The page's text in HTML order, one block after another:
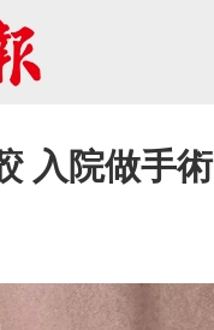
入院做手術